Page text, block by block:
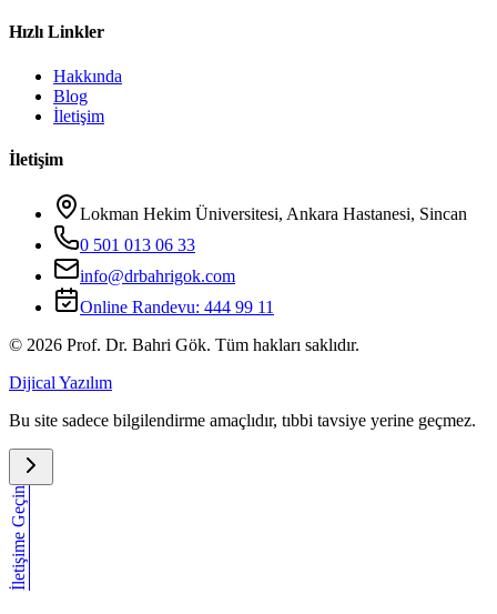
Hızlı Linkler
Hakkında
Blog
İletişim
İletişim
Lokman Hekim Üniversitesi, Ankara Hastanesi, Sincan
0 501 013 06 33
info@drbahrigok.com
Online Randevu: 444 99 11
© 2026 Prof. Dr. Bahri Gök. Tüm hakları saklıdır.
Dijical Yazılım
Bu site sadece bilgilendirme amaçlıdır, tıbbi tavsiye yerine geçmez.
İletişime Geçin